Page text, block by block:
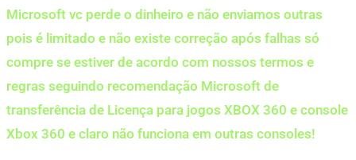
Microsoft vc perde o dinheiro e não enviamos outras
pois é limitado e não existe correção após falhas só
compre se estiver de acordo com nossos termos e
regras seguindo recomendação Microsoft de
transferência de Licença para jogos XBOX 360 e console
Xbox 360 e claro não funciona em outras consoles!